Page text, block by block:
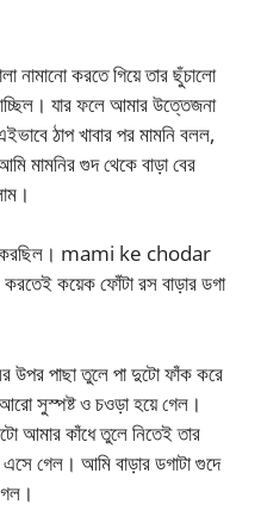
নামানো করতে গিয়ে তার ছুঁচালো
যার ফলে আমার উত্তেজনা
ঠাপ খাবার পর মামনি বলল,
মামনির গুদ থেকে বাড়া বের
করছিল। mami ke chodar
কয়েক ফোঁটা রস বাড়ার ডগা
উপর পাছা তুলে পা দুটো ফাঁক করে
সুস্পষ্ট ও চওড়া হয়ে গেল।
আমার কাঁধে তুলে নিতেই তার
গেল। আমি বাড়ার ডগাটা গুদে